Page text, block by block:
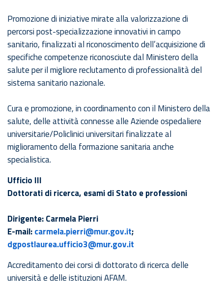
Promozione di iniziative mirate alla valorizzazione di
percorsi post-specializzazione innovativi in campo
sanitario, finalizzati al riconoscimento dell’acquisizione di
specifiche competenze riconosciute dal Ministero della
salute per il migliore reclutamento di professionalità del
sistema sanitario nazionale.
Cura e promozione, in coordinamento con il Ministero della
salute, delle attività connesse alle Aziende ospedaliere
universitarie/Policlinici universitari finalizzate al
miglioramento della formazione sanitaria anche
specialistica.
Ufficio III
Dottorati di ricerca, esami di Stato e professioni
Dirigente: Carmela Pierri
E-mail:carmela.pierri@mur.gov.it;
dgpostlaurea.ufficio3@mur.gov.it
Accreditamento dei corsi di dottorato di ricerca delle
università e delle istituzioni AFAM.